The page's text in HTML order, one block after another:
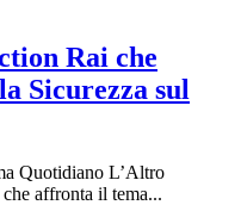
Rai che
Sicurezza sul
Quotidiano L’Altro
affronta il tema...